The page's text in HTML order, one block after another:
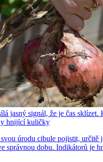
jasný signál, že je čas sklízet.
hnijící kuličky
úrodu cibule pojistit, určitě
správnou dobu. Indikátorů je